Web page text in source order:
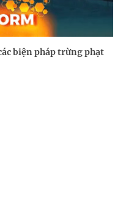
biện pháp trừng phạt